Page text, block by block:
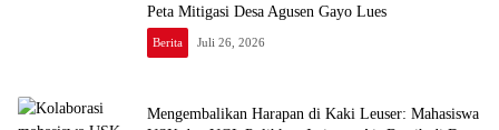
Peta Mitigasi Desa Agusen Gayo Lues
Berita Juli 26, 2026
Mengembalikan Harapan di Kaki Leuser: Mahasiswa